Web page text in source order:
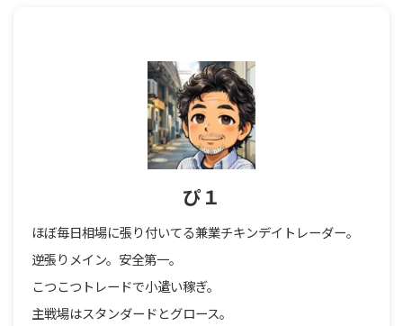
ぴ１
ほぼ毎日相場に張り付いてる兼業チキンデイトレーダー。
逆張りメイン。安全第一。
こつこつトレードで小遣い稼ぎ。
主戦場はスタンダードとグロース。